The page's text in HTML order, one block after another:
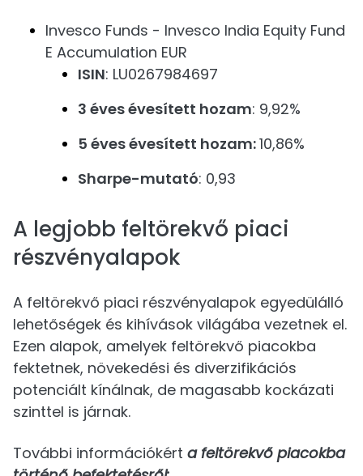
Invesco Funds - Invesco India Equity Fund
E Accumulation EUR
ISIN: LU0267984697
3 éves évesített hozam: 9,92%
5 éves évesített hozam:10,86%
Sharpe-mutató: 0,93
A legjobb feltörekvő piaci
részvényalapok
A feltörekvő piaci részvényalapok egyedülálló
lehetőségek és kihívások világába vezetnek el.
Ezen alapok, amelyek feltörekvő piacokba
fektetnek, növekedési és diverzifikációs
potenciált kínálnak, de magasabb kockázati
szinttel is járnak.
További információkért a feltörekvő piacokba